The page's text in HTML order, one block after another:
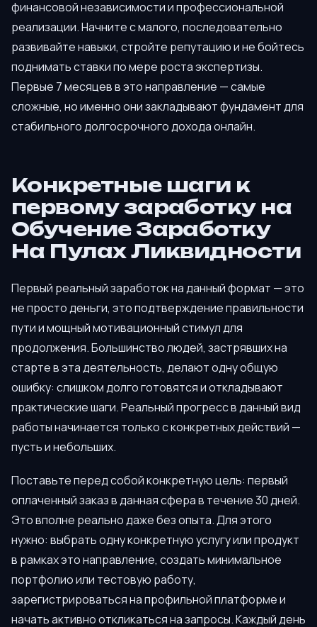
финансовой независимости и профессиональной
реализации. Начните с малого, последовательно
развивайте навыки, стройте репутацию и не бойтесь
поднимать ставки по мере роста экспертизы.
Первые 7 месяцев в это направление — самые
сложные, но именно они закладывают фундамент для
стабильного долгосрочного дохода онлайн.
Конкретные шаги к
первому заработку на
Обучение Заработку
На Пулах Ликвидности
Первый реальный заработок на данный формат — это
не просто деньги, это подтверждение правильности
пути и мощный мотивационный стимул для
продолжения. Большинство людей, застрявших на
старте в эта деятельность, делают одну общую
ошибку: слишком долго готовятся и откладывают
практические шаги. Реальный прогресс в данный вид
работы начинается только с конкретных действий —
пусть и небольших.
Поставьте перед собой конкретную цель: первый
оплаченный заказ в данная сфера в течение 30 дней.
Это вполне реально даже без опыта. Для этого
нужно: выбрать одну конкретную услугу или продукт
в рамках это направление, создать минимальное
портфолио или тестовую работу,
зарегистрироваться на профильной платформе и
начать активно откликаться на запросы. Каждый день